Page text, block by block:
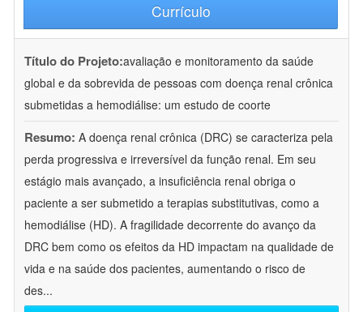
Currículo
Título do Projeto:avaliação e monitoramento da saúde
global e da sobrevida de pessoas com doença renal crônica
submetidas a hemodiálise: um estudo de coorte
Resumo: A doença renal crônica (DRC) se caracteriza pela
perda progressiva e irreversível da função renal. Em seu
estágio mais avançado, a insuficiência renal obriga o
paciente a ser submetido a terapias substitutivas, como a
hemodiálise (HD). A fragilidade decorrente do avanço da
DRC bem como os efeitos da HD impactam na qualidade de
vida e na saúde dos pacientes, aumentando o risco de
des...